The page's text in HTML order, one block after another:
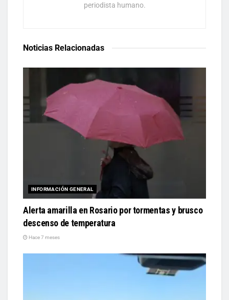
periodista humano.
Noticias Relacionadas
INFORMACIÓN GENERAL
Alerta amarilla en Rosario por tormentas y brusco
descenso de temperatura
Hace 7 meses